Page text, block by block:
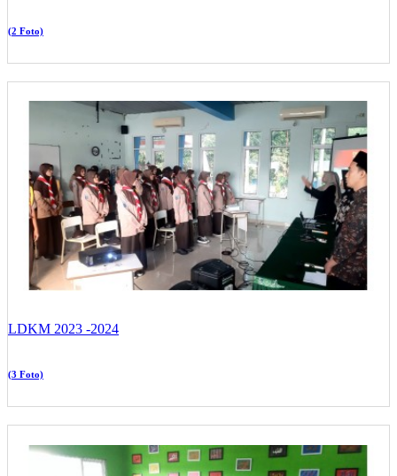
(2 Foto)
LDKM 2023 -2024
(3 Foto)